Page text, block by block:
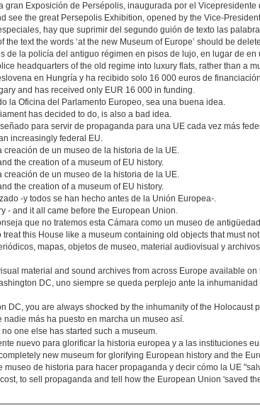
Exposición de Persépolis, inaugurada por el Vicepresidente
see the great Persepolis Exhibition, opened by the Vice-
hay que suprimir del segundo guión de texto las
text the words ‘at the new Museum of Europe’ should be
de la policía del antiguo régimen en pisos de lujo, en lugar de en
headquarters of the old regime into luxury flats, rather than a
en Hungría y ha recibido solo 16 000 euros de
and has received only EUR 16 000 in funding.
la Oficina del Parlamento Europeo, sea una buena idea.
has decided to do, is also a bad idea.
para servir de propaganda para una UE cada vez más
increasingly federal EU.
de un museo de la historia de la UE.
the creation of a museum of EU history.
de un museo de la historia de la UE.
the creation of a museum of EU history.
-y todos se han hecho antes de la Unión Europea-.
- and it all came before the European Union.
que no tratemos esta Cámara como un museo de
this House like a museum containing old objects that must
mapas, objetos de museo, material audiovisual y
material and sound archives from across Europe available on
DC, uno siempre se queda perplejo ante la inhumanidad
DC, you are always shocked by the inhumanity of the Holocaust
más ha puesto en marcha un museo así.
one else has started such a museum.
nuevo para glorificar la historia europea y a las instituciones
new museum for glorifying European history and the
de historia para hacer propaganda y decir cómo la UE
to sell propaganda and tell how the European Union 'saved